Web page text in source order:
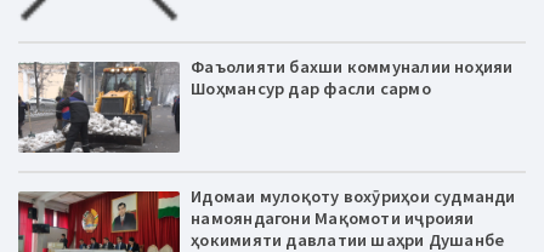
Фаъолияти бахши коммуналии ноҳияи
Шоҳмансур дар фасли сармо
Идомаи мулоқоту вохӯриҳои судманди
намояндагони Мақомоти иҷроияи
ҳокимияти давлатии шаҳри Душанбе